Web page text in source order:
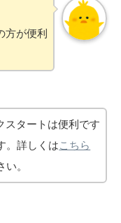
方が便利
スタートは便利です
。詳しくはこちら
。